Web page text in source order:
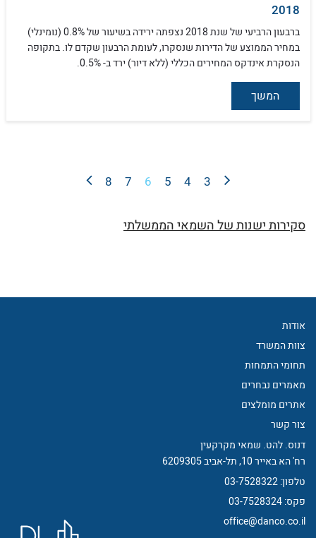
2018
ברבעון הרביעי של שנת 2018 נצפתה ירידה בשיעור של 0.8% (נומינלי)
במחיר הממוצע של הדירות שנסקרו, לעומת הרבעון שקדם לו. בתקופה
הנסקרת אינדקס המחירים הכללי (ללא דיור) ירד ב- 0.5%.
המשך
3
4
5
6
7
8
סקירות ישנות של השמאי הממשלתי
אודות
צוות המשרד
תחומי התמחות
מאמרים נבחרים
אתרים מומלצים
צור קשר
דנוס. להט. שמאי מקרקעין
רח' הא באייר 10, תל-אביב 6209305
טלפון:03-7528322
פקס:03-7528324
office@danco.co.il